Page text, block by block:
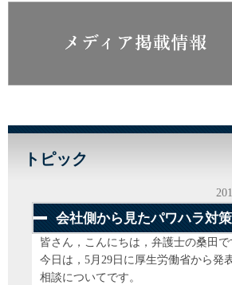
トピック
会社側から見たパワハラ対策
皆さん，こんにちは，弁護士の桑田で
今日は，5月29日に厚生労働省から発
相談についてです。